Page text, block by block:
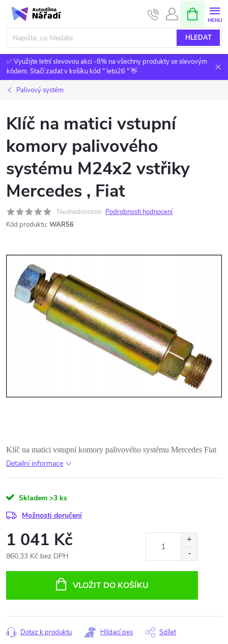
Přejít
obsah
HLEDAT
NÁKUPNÍ
KOŠÍK
✅ Využijte letní slevovou akci -8% na všechny produkty se slevovým
kódem. Stačí zadat v košíku kód " leto26 " 👋
Palivový systém
Klíč na matici vstupní
komory palivového
systému M24x2 vstřiky
Mercedes , Fiat
Neohodnoceno Podrobnosti hodnocení
Kód produktu: WAR56
Klíč na matici vstupní komory palivového systému Mercedes Fiat
Detailní informace
Skladem >3 ks
Možnosti doručení
1 041 Kč
860,33 Kč bez DPH
VLOŽIT DO KOŠÍKU
Dotaz k produktu Hlídací pes Sdílet